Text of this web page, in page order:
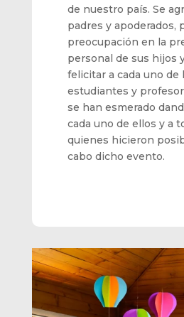
de nuestro país. Se
padres y apoderados,
preocupación en la
personal de sus hijos
felicitar a cada uno de
estudiantes y
se han esmerado
cada uno de ellos y a
quienes hicieron
cabo dicho evento.